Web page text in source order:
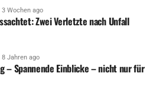
3 Wochen ago
Zwei Verletzte nach Unfall
8 Jahren ago
– Spannende Einblicke – nicht nur für